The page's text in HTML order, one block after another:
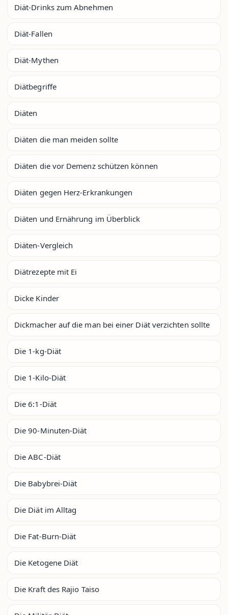
Diät-Drinks zum Abnehmen
Diät-Fallen
Diät-Mythen
Diätbegriffe
Diäten
Diäten die man meiden sollte
Diäten die vor Demenz schützen können
Diäten gegen Herz-Erkrankungen
Diäten und Ernährung im Überblick
Diäten-Vergleich
Diätrezepte mit Ei
Dicke Kinder
Dickmacher auf die man bei einer Diät verzichten sollte
Die 1-kg-Diät
Die 1-Kilo-Diät
Die 6:1-Diät
Die 90-Minuten-Diät
Die ABC-Diät
Die Babybrei-Diät
Die Diät im Alltag
Die Fat-Burn-Diät
Die Ketogene Diät
Die Kraft des Rajio Taiso